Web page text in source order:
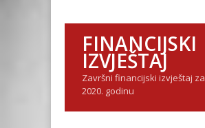
FINANCIJSKI
IZVJEŠTAJ
Završni financijski izvještaj za
2020. godinu